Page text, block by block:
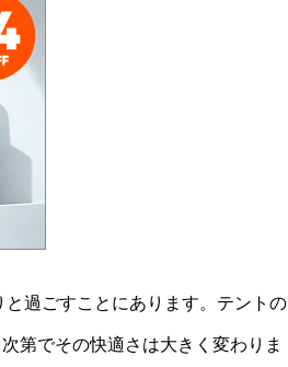
過ごすことにあります。テントの
第でその快適さは大きく変わりま